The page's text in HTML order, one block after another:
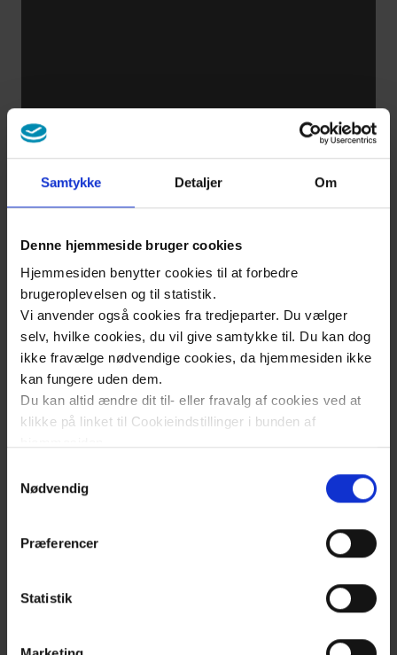
Samtykke Detaljer Om
Denne hjemmeside bruger cookies
Hjemmesiden benytter cookies til at forbedre
brugeroplevelsen og til statistik.
Vi anvender også cookies fra tredjeparter. Du vælger
selv, hvilke cookies, du vil give samtykke til. Du kan dog
ikke fravælge nødvendige cookies, da hjemmesiden ikke
kan fungere uden dem.
Du kan altid ændre dit til- eller fravalg af cookies ved at
klikke på linket til Cookieindstillinger i bunden af
Læs mere om brugen af cookies på vores hjemmeside
Læs mere om vores behandling af personoplysninger
her.
Nødvendig
Præferencer
Statistik